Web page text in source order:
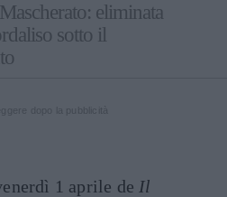
eliminata
sotto il
1 aprile de Il